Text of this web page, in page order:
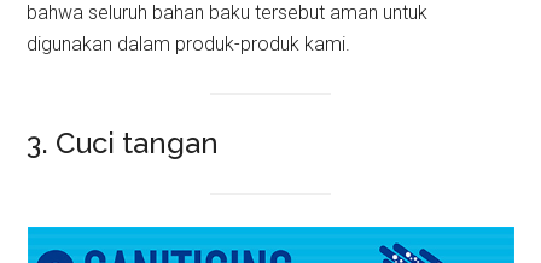
bahwa seluruh bahan baku tersebut aman untuk
digunakan dalam produk-produk kami.
3. Cuci tangan